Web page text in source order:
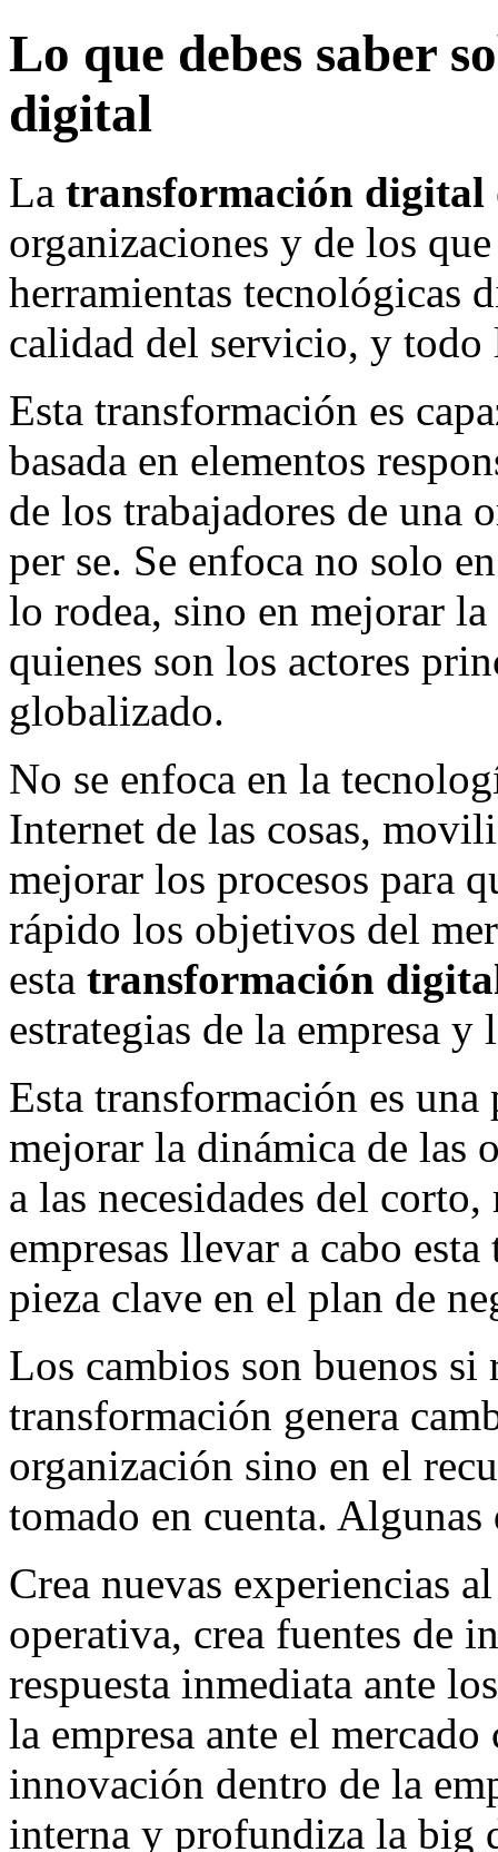
Lo que debes saber
digital
La transformación digital
organizaciones y de los
herramientas tecnológicas
calidad del servicio, y todo
Esta transformación es
basada en elementos
de los trabajadores de una
per se. Se enfoca no solo
lo rodea, sino en mejorar
quienes son los actores
globalizado.
No se enfoca en la
Internet de las cosas,
mejorar los procesos para
rápido los objetivos del
esta transformación
estrategias de la empresa
Esta transformación es
mejorar la dinámica de las
a las necesidades del
empresas llevar a cabo
pieza clave en el plan de
Los cambios son buenos si
transformación genera
organización sino en el
tomado en cuenta.
Crea nuevas experiencias
operativa, crea fuentes de
respuesta inmediata ante
la empresa ante el
innovación dentro de la
interna y profundiza la big